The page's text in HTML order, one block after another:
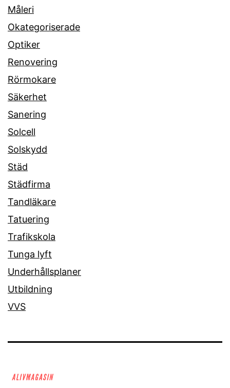
Måleri
Okategoriserade
Optiker
Renovering
Rörmokare
Säkerhet
Sanering
Solcell
Solskydd
Städ
Städfirma
Tandläkare
Tatuering
Trafikskola
Tunga lyft
Underhållsplaner
Utbildning
VVS